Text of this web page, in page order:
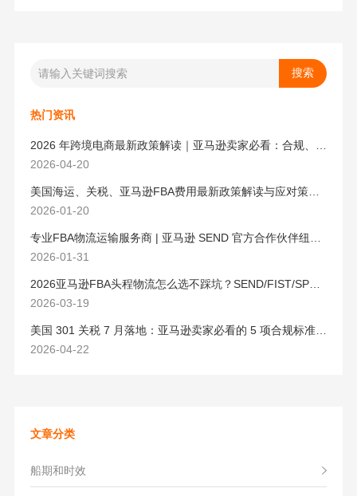
热门资讯
2026-04-20
美国海运、关税、亚马逊FBA费用最新政策解读与应对策略（2026版）
2026-01-20
2026-01-31
2026亚马逊FBA头程物流怎么选不踩坑？SEND/FIST/SPN官方认证物流商，只有这家敢承诺“准达率第一”
2026-03-19
美国 301 关税 7 月落地：亚马逊卖家必看的 5 项合规标准与稳交付方案
2026-04-22
文章分类
船期和时效